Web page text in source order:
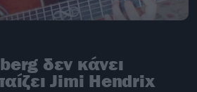
δεν κάνει
Jimi Hendrix